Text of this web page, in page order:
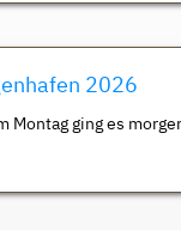
2026
Montag ging es